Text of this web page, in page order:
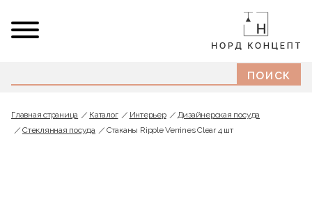
Главная страница Каталог Интерьер
Дизайнерская посуда
Стеклянная посуда
Стаканы Ripple Verrines Clear 4 шт